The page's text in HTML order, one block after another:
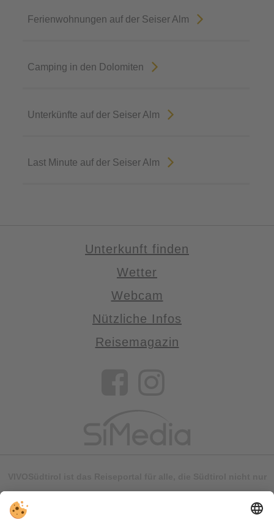
Ferienwohnungen auf der Seiser Alm
Camping in den Dolomiten
Unterkünfte auf der Seiser Alm
Last Minute auf der Seiser Alm
Unterkunft finden
Wetter
Webcam
Nützliche Infos
Reisemagazin